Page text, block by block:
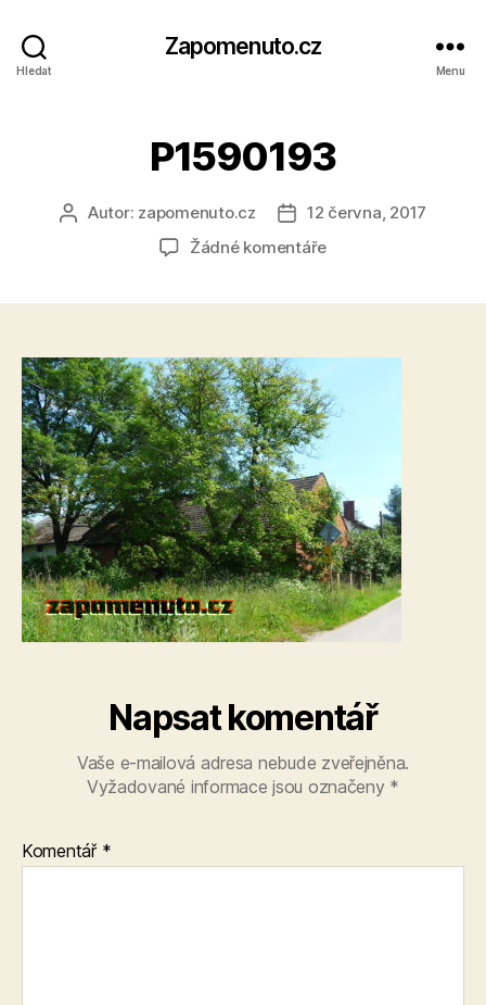
Hledat
Zapomenuto.cz
Menu
P1590193
AutorAutor: zapomenuto.cz
Datum
příspěvku
12 června, 2017
Žádné komentářeu
Napsat komentář
Vaše e-mailová adresa nebude zveřejněna.
Vyžadované informace jsou označeny *
Komentář *